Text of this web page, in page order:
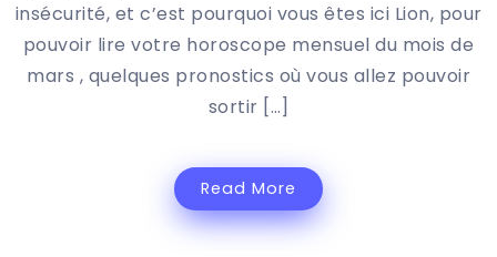
insécurité, et c’est pourquoi vous êtes ici Lion, pour
pouvoir lire votre horoscope mensuel du mois de
mars , quelques pronostics où vous allez pouvoir
sortir […]
Read More